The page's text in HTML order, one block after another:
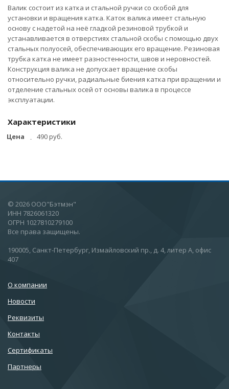
Валик состоит из катка и стальной ручки со скобой для
установки и вращения катка. Каток валика имеет стальную
основу с надетой на неё гладкой резиновой трубкой и
устанавливается в отверстиях стальной скобы с помощью двух
стальных полуосей, обеспечивающих его вращение. Резиновая
трубка катка не имеет разностенности, швов и неровностей.
Конструкция валика не допускает вращение скобы
относительно ручки, радиальные биения катка при вращении и
отделение стальных осей от основы валика в процессе
эксплуатации.
Характеристики
Цена 490 руб.
© 2026 ООО"Бэтмэн"
ИНН 7826061320
ОГРН 1027810279100
Все права защищены.
190005, Санкт-Петербург, Измайловский пр., д. 4, литер А, офис
407
О компании
Новости
Реквизиты
Контакты
Сертификаты
Партнеры